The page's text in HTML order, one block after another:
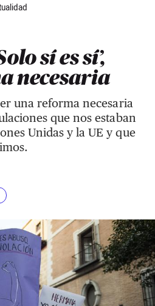
sí es sí’,
necesaria
una reforma necesaria
que nos estaban
Unidas y la UE y que